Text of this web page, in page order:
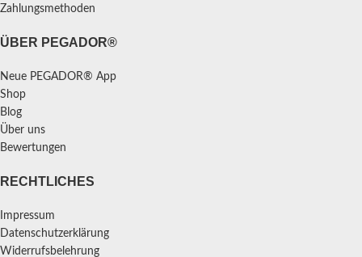
Zahlungsmethoden
ÜBER PEGADOR®
Neue PEGADOR® App
Shop
Blog
Über uns
Bewertungen
RECHTLICHES
Impressum
Datenschutzerklärung
Widerrufsbelehrung